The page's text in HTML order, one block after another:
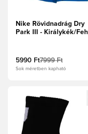
Nike Rövidnadrág Dry
Park III - Királykék/
5990 Ft7999 Ft
Sok méretben kapható
Megnyit egy modált